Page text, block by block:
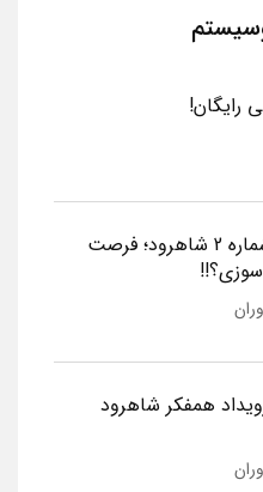
رایگان!
شهرک صنعتی شماره 2 شاهرود؛ فرصت
همفکر شاهرود